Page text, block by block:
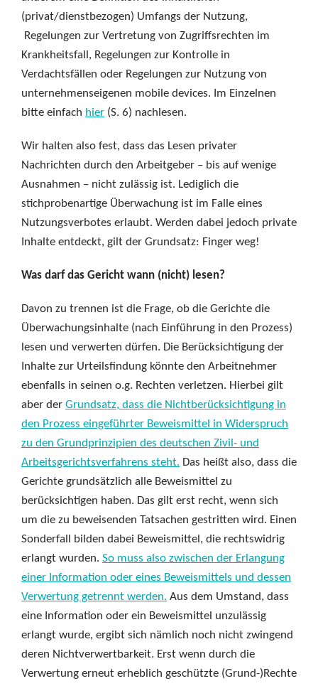
(privat/dienstbezogen) Umfangs der Nutzung,
Regelungen zur Vertretung von Zugriffsrechten im
Krankheitsfall, Regelungen zur Kontrolle in
Verdachtsfällen oder Regelungen zur Nutzung von
unternehmenseigenen mobile devices. Im Einzelnen
bitte einfach hier (S. 6) nachlesen.
Wir halten also fest, dass das Lesen privater
Nachrichten durch den Arbeitgeber – bis auf wenige
Ausnahmen – nicht zulässig ist. Lediglich die
stichprobenartige Überwachung ist im Falle eines
Nutzungsverbotes erlaubt. Werden dabei jedoch private
Inhalte entdeckt, gilt der Grundsatz: Finger weg!
Was darf das Gericht wann (nicht) lesen?
Davon zu trennen ist die Frage, ob die Gerichte die
Überwachungsinhalte (nach Einführung in den Prozess)
lesen und verwerten dürfen. Die Berücksichtigung der
Inhalte zur Urteilsfindung könnte den Arbeitnehmer
ebenfalls in seinen o.g. Rechten verletzen. Hierbei gilt
aber der Grundsatz, dass die Nichtberücksichtigung in
den Prozess eingeführter Beweismittel in Widerspruch
zu den Grundprinzipien des deutschen Zivil- und
Arbeitsgerichtsverfahrens steht. Das heißt also, dass die
Gerichte grundsätzlich alle Beweismittel zu
berücksichtigen haben. Das gilt erst recht, wenn sich
um die zu beweisenden Tatsachen gestritten wird. Einen
Sonderfall bilden dabei Beweismittel, die rechtswidrig
erlangt wurden. So muss also zwischen der Erlangung
einer Information oder eines Beweismittels und dessen
Verwertung getrennt werden. Aus dem Umstand, dass
eine Information oder ein Beweismittel unzulässig
erlangt wurde, ergibt sich nämlich noch nicht zwingend
deren Nichtverwertbarkeit. Erst wenn durch die
Verwertung erneut erheblich geschützte (Grund-)Rechte